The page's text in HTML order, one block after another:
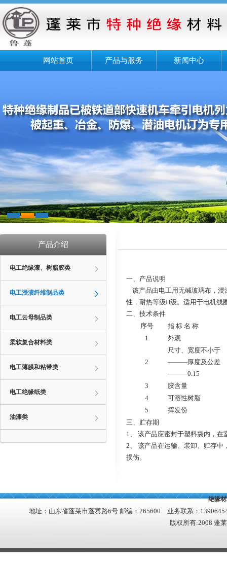
网站首页 产品与服务 新闻中心
产品介绍
电工绝缘漆、树脂胶类
电工浸渍纤维制品类
电工云母制品类
柔软复合材料类
电工薄膜和粘带类
电工绝缘纸类
油漆类
一、产品说明
该产品由电工用无碱玻璃布，浸
性，耐热等级H级。适用于电机线
二、技术条件
序号
指 标 名 称
1
外观
2
尺寸、宽度不小于
———厚度及公差
———0.15
3
胶含量
4
可溶性树脂
5
挥发份
三、贮存期
1、 该产品应密封于塑料袋内，在
2、 该产品在运输、装卸、贮存
损伤。
绝缘
地址：山东省蓬莱市蓬寨路6号 邮编：265600 业务联系：
版权所有:2008 蓬